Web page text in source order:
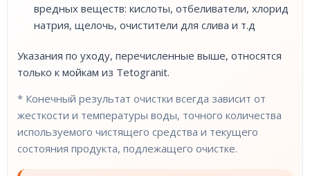
вредных веществ: кислоты, отбеливатели, хлорид
натрия, щелочь, очистители для слива и т.д
Указания по уходу, перечисленные выше, относятся
только к мойкам из Tetogranit.
* Конечный результат очистки всегда зависит от
жесткости и температуры воды, точного количества
используемого чистящего средства и текущего
состояния продукта, подлежащего очистке.